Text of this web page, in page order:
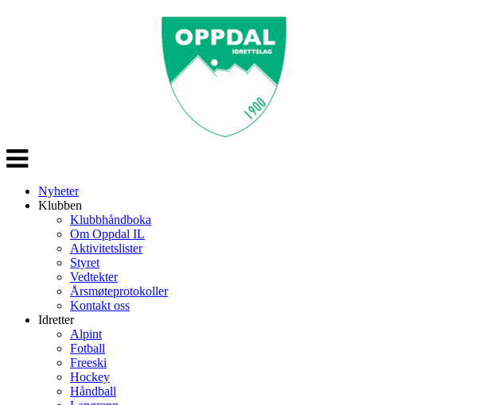
Veksle
navigasjon
Nyheter
Klubben
Klubbhåndboka
Om Oppdal IL
Aktivitetslister
Styret
Vedtekter
Årsmøteprotokoller
Kontakt oss
Idretter
Alpint
Fotball
Freeski
Hockey
Håndball